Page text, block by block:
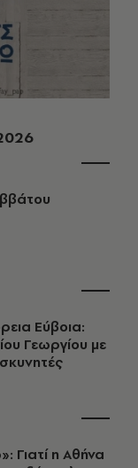
Εύβοια:
Γεωργίου με
Γιατί η Αθήνα